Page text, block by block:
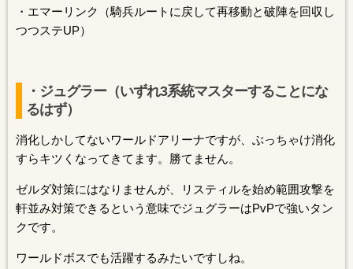
・エマーリンク（騎兵ルートに戻して再移動と破陣を回収し
つつステUP）
・ジュグラー（いずれ3系統マスターすることにな
るはず）
消化しかしてないワールドアリーナですが、ぶっちゃけ消化
すらキツくなってきてます。勝てません。
ゼルダ対策にはなりませんが、リスティルを始め範囲攻撃を
軒並み対策できるという意味でジュグラーはPvPで強いタン
クです。
ワールドボスでも活躍するみたいですしね。